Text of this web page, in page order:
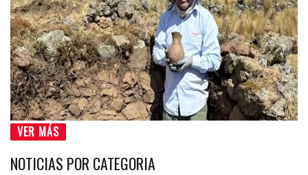
VER MÁS
NOTICIAS POR CATEGORIA